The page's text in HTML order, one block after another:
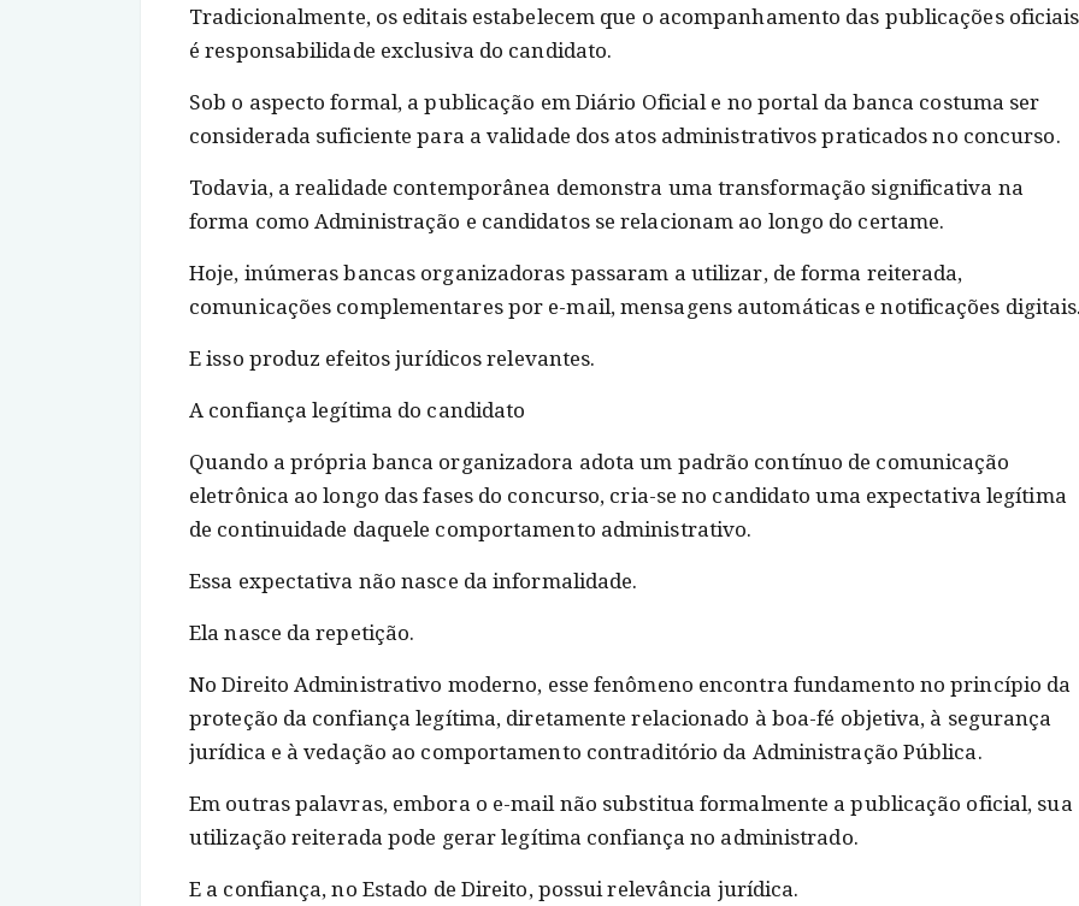
Tradicionalmente, os editais estabelecem que o acompanhamento das publicações oficiais
é responsabilidade exclusiva do candidato.
Sob o aspecto formal, a publicação em Diário Oficial e no portal da banca costuma ser
considerada suficiente para a validade dos atos administrativos praticados no concurso.
Todavia, a realidade contemporânea demonstra uma transformação significativa na
forma como Administração e candidatos se relacionam ao longo do certame.
Hoje, inúmeras bancas organizadoras passaram a utilizar, de forma reiterada,
comunicações complementares por e-mail, mensagens automáticas e notificações
E isso produz efeitos jurídicos relevantes.
A confiança legítima do candidato
Quando a própria banca organizadora adota um padrão contínuo de comunicação
eletrônica ao longo das fases do concurso, cria-se no candidato uma expectativa legítima
de continuidade daquele comportamento administrativo.
Essa expectativa não nasce da informalidade.
Ela nasce da repetição.
No Direito Administrativo moderno, esse fenômeno encontra fundamento no princípio da
proteção da confiança legítima, diretamente relacionado à boa-fé objetiva, à segurança
jurídica e à vedação ao comportamento contraditório da Administração Pública.
Em outras palavras, embora o e-mail não substitua formalmente a publicação oficial, sua
utilização reiterada pode gerar legítima confiança no administrado.
E a confiança, no Estado de Direito, possui relevância jurídica.